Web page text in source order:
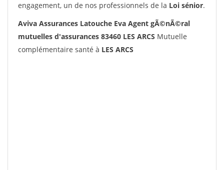
engagement, un de nos professionnels de la Loi sénior.
Aviva Assurances Latouche Eva Agent gÃ©nÃ©ral
mutuelles d'assurances 83460 LES ARCS Mutuelle
complémentaire santé à LES ARCS